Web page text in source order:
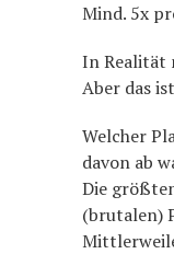
Mind. 5x
In Realität
Aber das
Welcher
davon ab
Die
(brutalen)